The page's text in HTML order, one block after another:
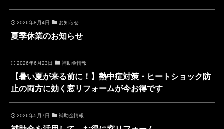
2026年8月4日 お知らせ
夏季休業のお知らせ
2026年6月23日 補助金情報
【暑い夏が来る前に！】熱中症対策・ヒートショック防
止の両方に効く窓リフォームが今お得です
2026年5月7日 補助金情報